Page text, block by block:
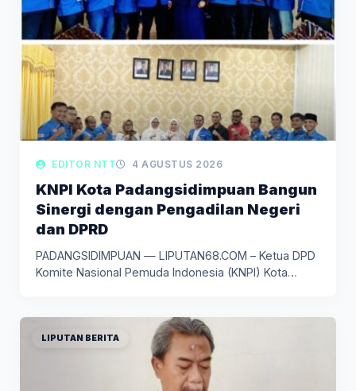
EDITOR NTT 4 AGUSTUS 2026
KNPI Kota Padangsidimpuan Bangun
Sinergi dengan Pengadilan Negeri
dan DPRD
PADANGSIDIMPUAN — LIPUTAN68.COM – Ketua DPD
Komite Nasional Pemuda Indonesia (KNPI) Kota…
LIPUTAN BERITA